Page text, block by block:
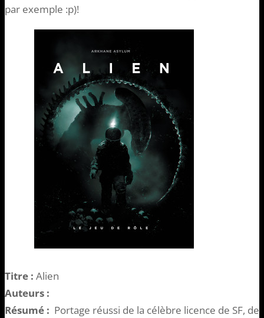
par exemple :p)!
Titre : Alien
Auteurs :
Résumé : Portage réussi de la célèbre licence de SF,